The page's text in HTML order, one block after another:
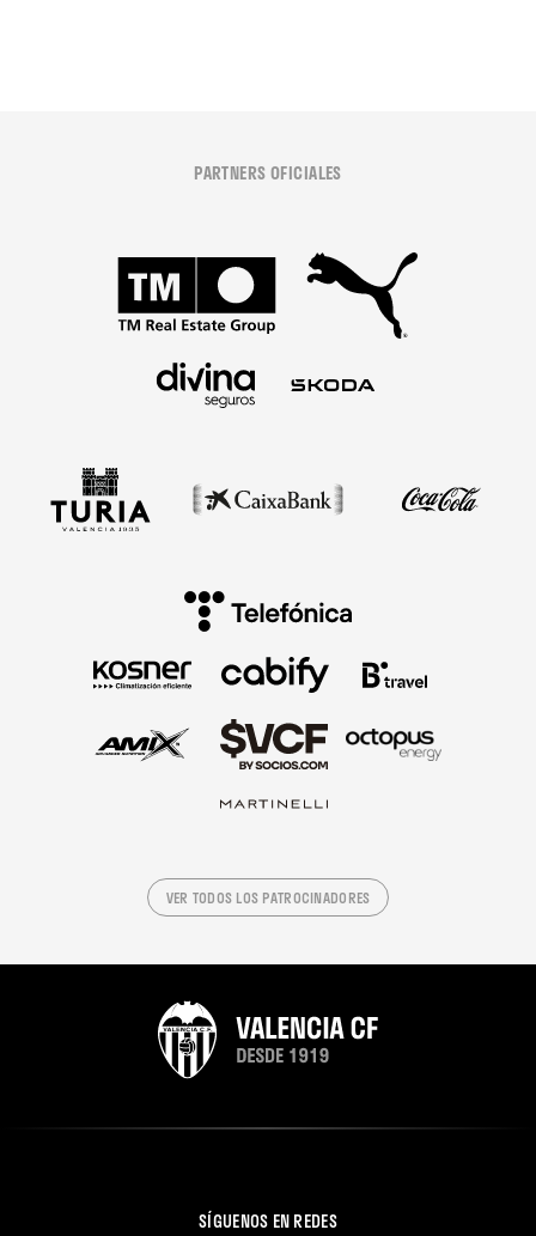
PARTNERS OFICIALES
VER TODOS LOS PATROCINADORES
SÍGUENOS EN REDES